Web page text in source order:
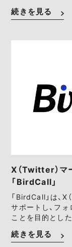
続きを見る
X（Twitter）マ
「BirdCall」
「BirdCall」は、
サポートし、フ
ことを目的とし
続きを見る